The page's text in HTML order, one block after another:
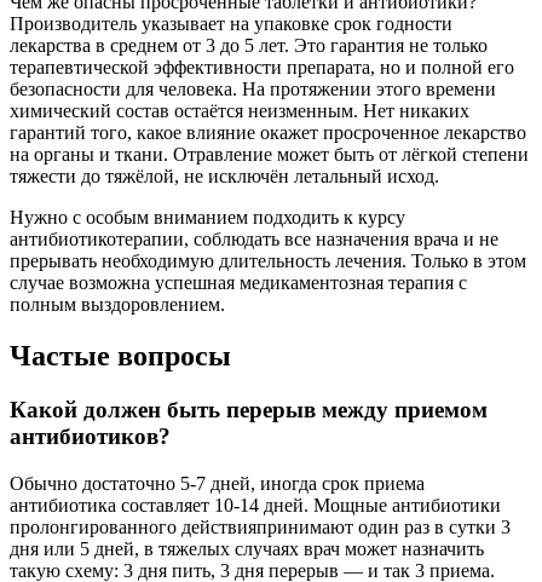
Производитель указывает на упаковке срок годности
лекарства в среднем от 3 до 5 лет. Это гарантия не только
терапевтической эффективности препарата, но и полной его
безопасности для человека. На протяжении этого времени
химический состав остаётся неизменным. Нет никаких
гарантий того, какое влияние окажет просроченное лекарство
на органы и ткани. Отравление может быть от лёгкой степени
тяжести до тяжёлой, не исключён летальный исход.
Нужно с особым вниманием подходить к курсу
антибиотикотерапии, соблюдать все назначения врача и не
прерывать необходимую длительность лечения. Только в этом
случае возможна успешная медикаментозная терапия с
полным выздоровлением.
Частые вопросы
Какой должен быть перерыв между приемом
антибиотиков?
Обычно достаточно 5-7 дней, иногда срок приема
антибиотика составляет 10-14 дней. Мощные антибиотики
пролонгированного действияпринимают один раз в сутки 3
дня или 5 дней, в тяжелых случаях врач может назначить
такую схему: 3 дня пить, 3 дня перерыв — и так 3 приема.